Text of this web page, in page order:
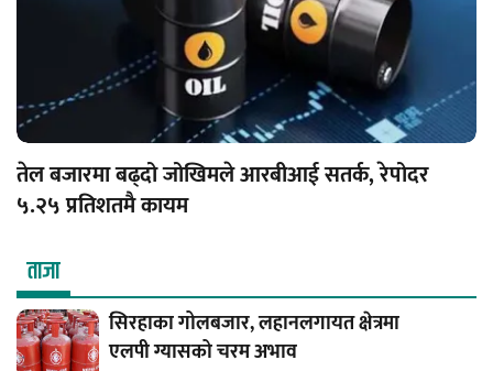
तेल बजारमा बढ्दो जोखिमले आरबीआई सतर्क, रेपोदर
५.२५ प्रतिशतमै कायम
ताजा
सिरहाका गोलबजार, लहानलगायत क्षेत्रमा
एलपी ग्यासको चरम अभाव